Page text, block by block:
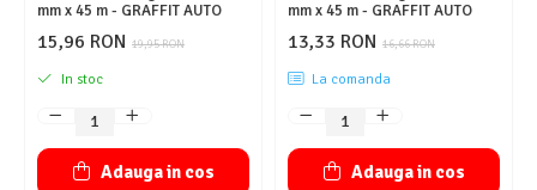
mm x 45 m - GRAFFIT AUTO
19,95 RON
15,96 RON
In stoc
Adauga in cos
mm x 45 m - GRAFFIT AUTO
16,66 RON
13,33 RON
La comanda
Adauga in cos